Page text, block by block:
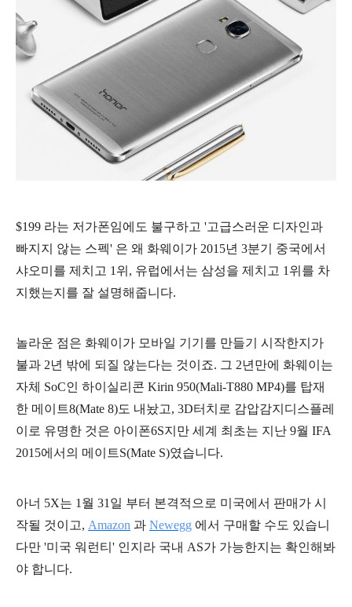
$199 라는 저가폰임에도 불구하고 '고급스러운 디자인과
빠지지 않는 스펙' 은 왜 화웨이가 2015년 3분기 중국에서
샤오미를 제치고 1위, 유럽에서는 삼성을 제치고 1위를 차
지했는지를 잘 설명해줍니다.
놀라운 점은 화웨이가 모바일 기기를 만들기 시작한지가
불과 2년 밖에 되질 않는다는 것이죠. 그 2년만에 화웨이는
자체 SoC인 하이실리콘 Kirin 950(Mali-T880 MP4)를 탑재
한 메이트8(Mate 8)도 내놨고, 3D터치로 감압감지디스플레
이로 유명한 것은 아이폰6S지만 세계 최초는 지난 9월 IFA
2015에서의 메이트S(Mate S)였습니다.
아너 5X는 1월 31일 부터 본격적으로 미국에서 판매가 시
작될 것이고, Amazon 과 Newegg 에서 구매할 수도 있습니
다만 '미국 워런티' 인지라 국내 AS가 가능한지는 확인해봐
야 합니다.